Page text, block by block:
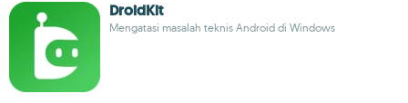
DroidKit
Mengatasi masalah teknis Android di Windows